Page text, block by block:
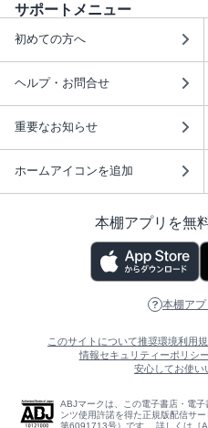
サポートメニュー
初めての方へ
ヘルプ・お問合せ
重要なお知らせ
ホームアイコンを追加
本棚アプリを無
本棚ア
このサイトについて推奨環境利用
情報セキュリティーポリシー
安心してお使い
ABJマークは、この電子書店・電
ンツ使用許諾を得た正規版配信サ
第6091713号）です。 詳しくは［